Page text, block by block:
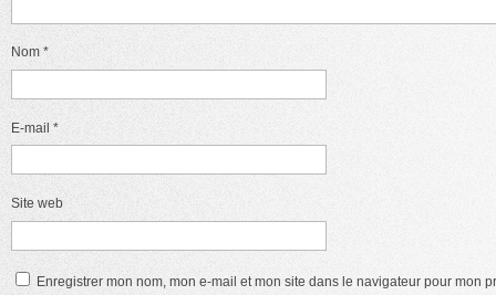
Nom *
E-mail *
Site web
Enregistrer mon nom, mon e-mail et mon site dans le navigateur pour mon